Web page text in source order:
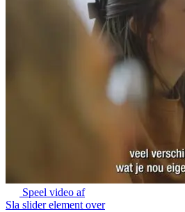
Speel video af
Sla slider element over